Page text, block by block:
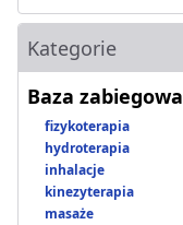
Kategorie
Baza zabiegowa
fizykoterapia
hydroterapia
inhalacje
kinezyterapia
masaże